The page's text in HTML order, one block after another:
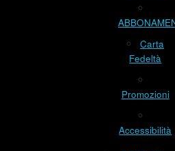
Carta
Fedeltà
Promozioni
Accessibilità